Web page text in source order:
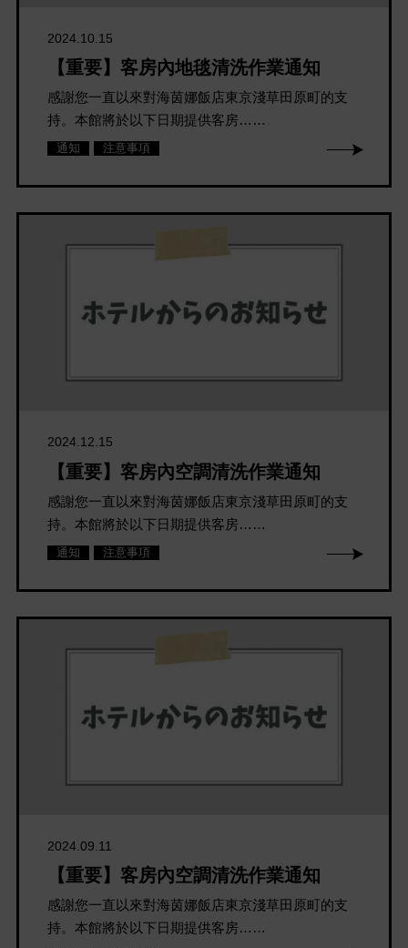
2024.10.15
【重要】客房內地毯清洗作業通知
感謝您一直以來對海茵娜飯店東京淺草田原町的支
持。本館將於以下日期提供客房……
通知 注意事項
2024.12.15
【重要】客房內空調清洗作業通知
感謝您一直以來對海茵娜飯店東京淺草田原町的支
持。本館將於以下日期提供客房……
通知 注意事項
2024.09.11
【重要】客房內空調清洗作業通知
感謝您一直以來對海茵娜飯店東京淺草田原町的支
持。本館將於以下日期提供客房……